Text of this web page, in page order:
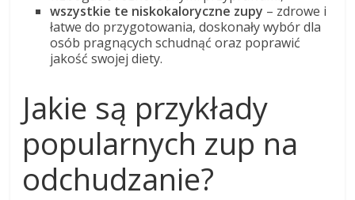
wszystkie te niskokaloryczne zupy – zdrowe i
łatwe do przygotowania, doskonały wybór dla
osób pragnących schudnąć oraz poprawić
jakość swojej diety.
Jakie są przykłady
popularnych zup na
odchudzanie?